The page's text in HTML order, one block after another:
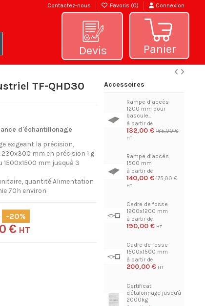
Contactez-nous Favoris (0) Connexion
Devis Panier
TF-QHD30
d'échantillonage
exigeant la précision,
mm en précision 1 g
1500x1500 mm jusquà 3
quantité Alimentation
70h environ
-20%
€ HT
Accessoires
Rampe d’accès
1200 mm pour
bascule...
132,00 € 165,00 €
Rampe d’accès
1500 mm
140,00 € 175,00 €
Cadre de fosse
1200x1200 mm
190,00 €
Cadre de fosse
1500x1500 mm
200,00 €
Certificat
d'étalonnage jusqu'à
2000kg